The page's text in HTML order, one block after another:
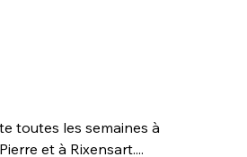
toutes les semaines à
et à Rixensart....